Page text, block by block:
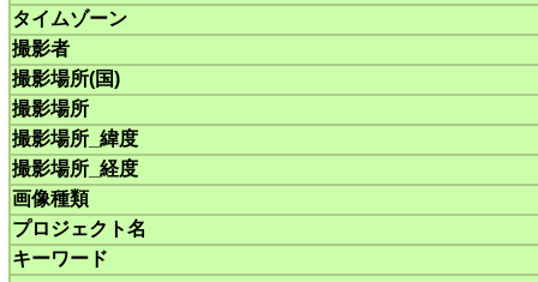
タイムゾーン
撮影者
撮影場所(国)
撮影場所
撮影場所_緯度
撮影場所_経度
画像種類
プロジェクト名
キーワード